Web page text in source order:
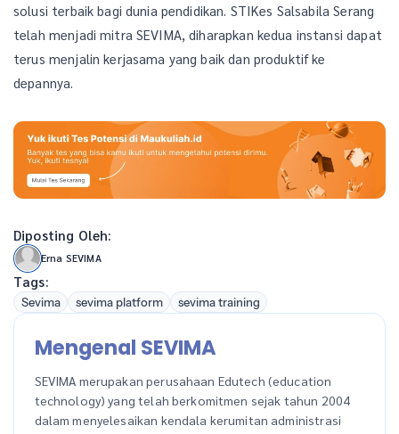
solusi terbaik bagi dunia pendidikan. STIKes Salsabila Serang
telah menjadi mitra SEVIMA, diharapkan kedua instansi dapat
terus menjalin kerjasama yang baik dan produktif ke
depannya.
Diposting Oleh:
Erna SEVIMA
Tags:
Sevima sevima platform sevima training
Mengenal SEVIMA
SEVIMA merupakan perusahaan Edutech (education
technology) yang telah berkomitmen sejak tahun 2004
dalam menyelesaikan kendala kerumitan administrasi